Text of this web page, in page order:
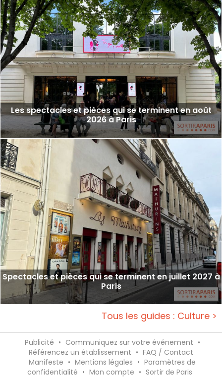
Les spectacles et pièces qui se terminent en août
2026 à Paris
Spectacles et pièces qui se terminent en juillet 2027 à
Paris
Tous les guides : Culture >
Publicité • Communiquez sur votre événement •
Référencez un établissement • FAQ / Contact
Manifeste • Mentions légales • Paramètres de
confidentialité • Mon compte • Sortir de Paris